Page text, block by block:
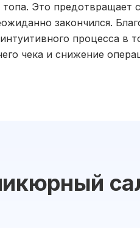
топа. Это предотвращает
закончился.
процесса в
чека и снижение